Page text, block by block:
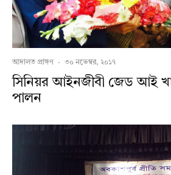
আদালত প্রাঙ্গণ · ৩০ নভেম্বর, ২০১৭
সিনিয়র আইনজীবী জেড আই
পালন